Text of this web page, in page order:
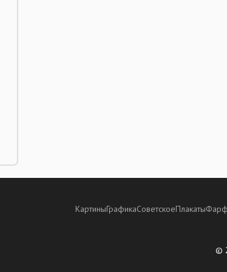
КартиныГрафикаСоветскоеПлакаты
©